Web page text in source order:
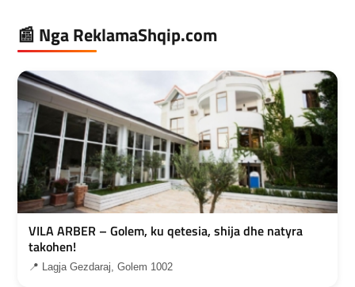
📰 Nga ReklamaShqip.com
VILA ARBER – Golem, ku qetesia, shija dhe natyra
takohen!
📍 Lagja Gezdaraj, Golem 1002